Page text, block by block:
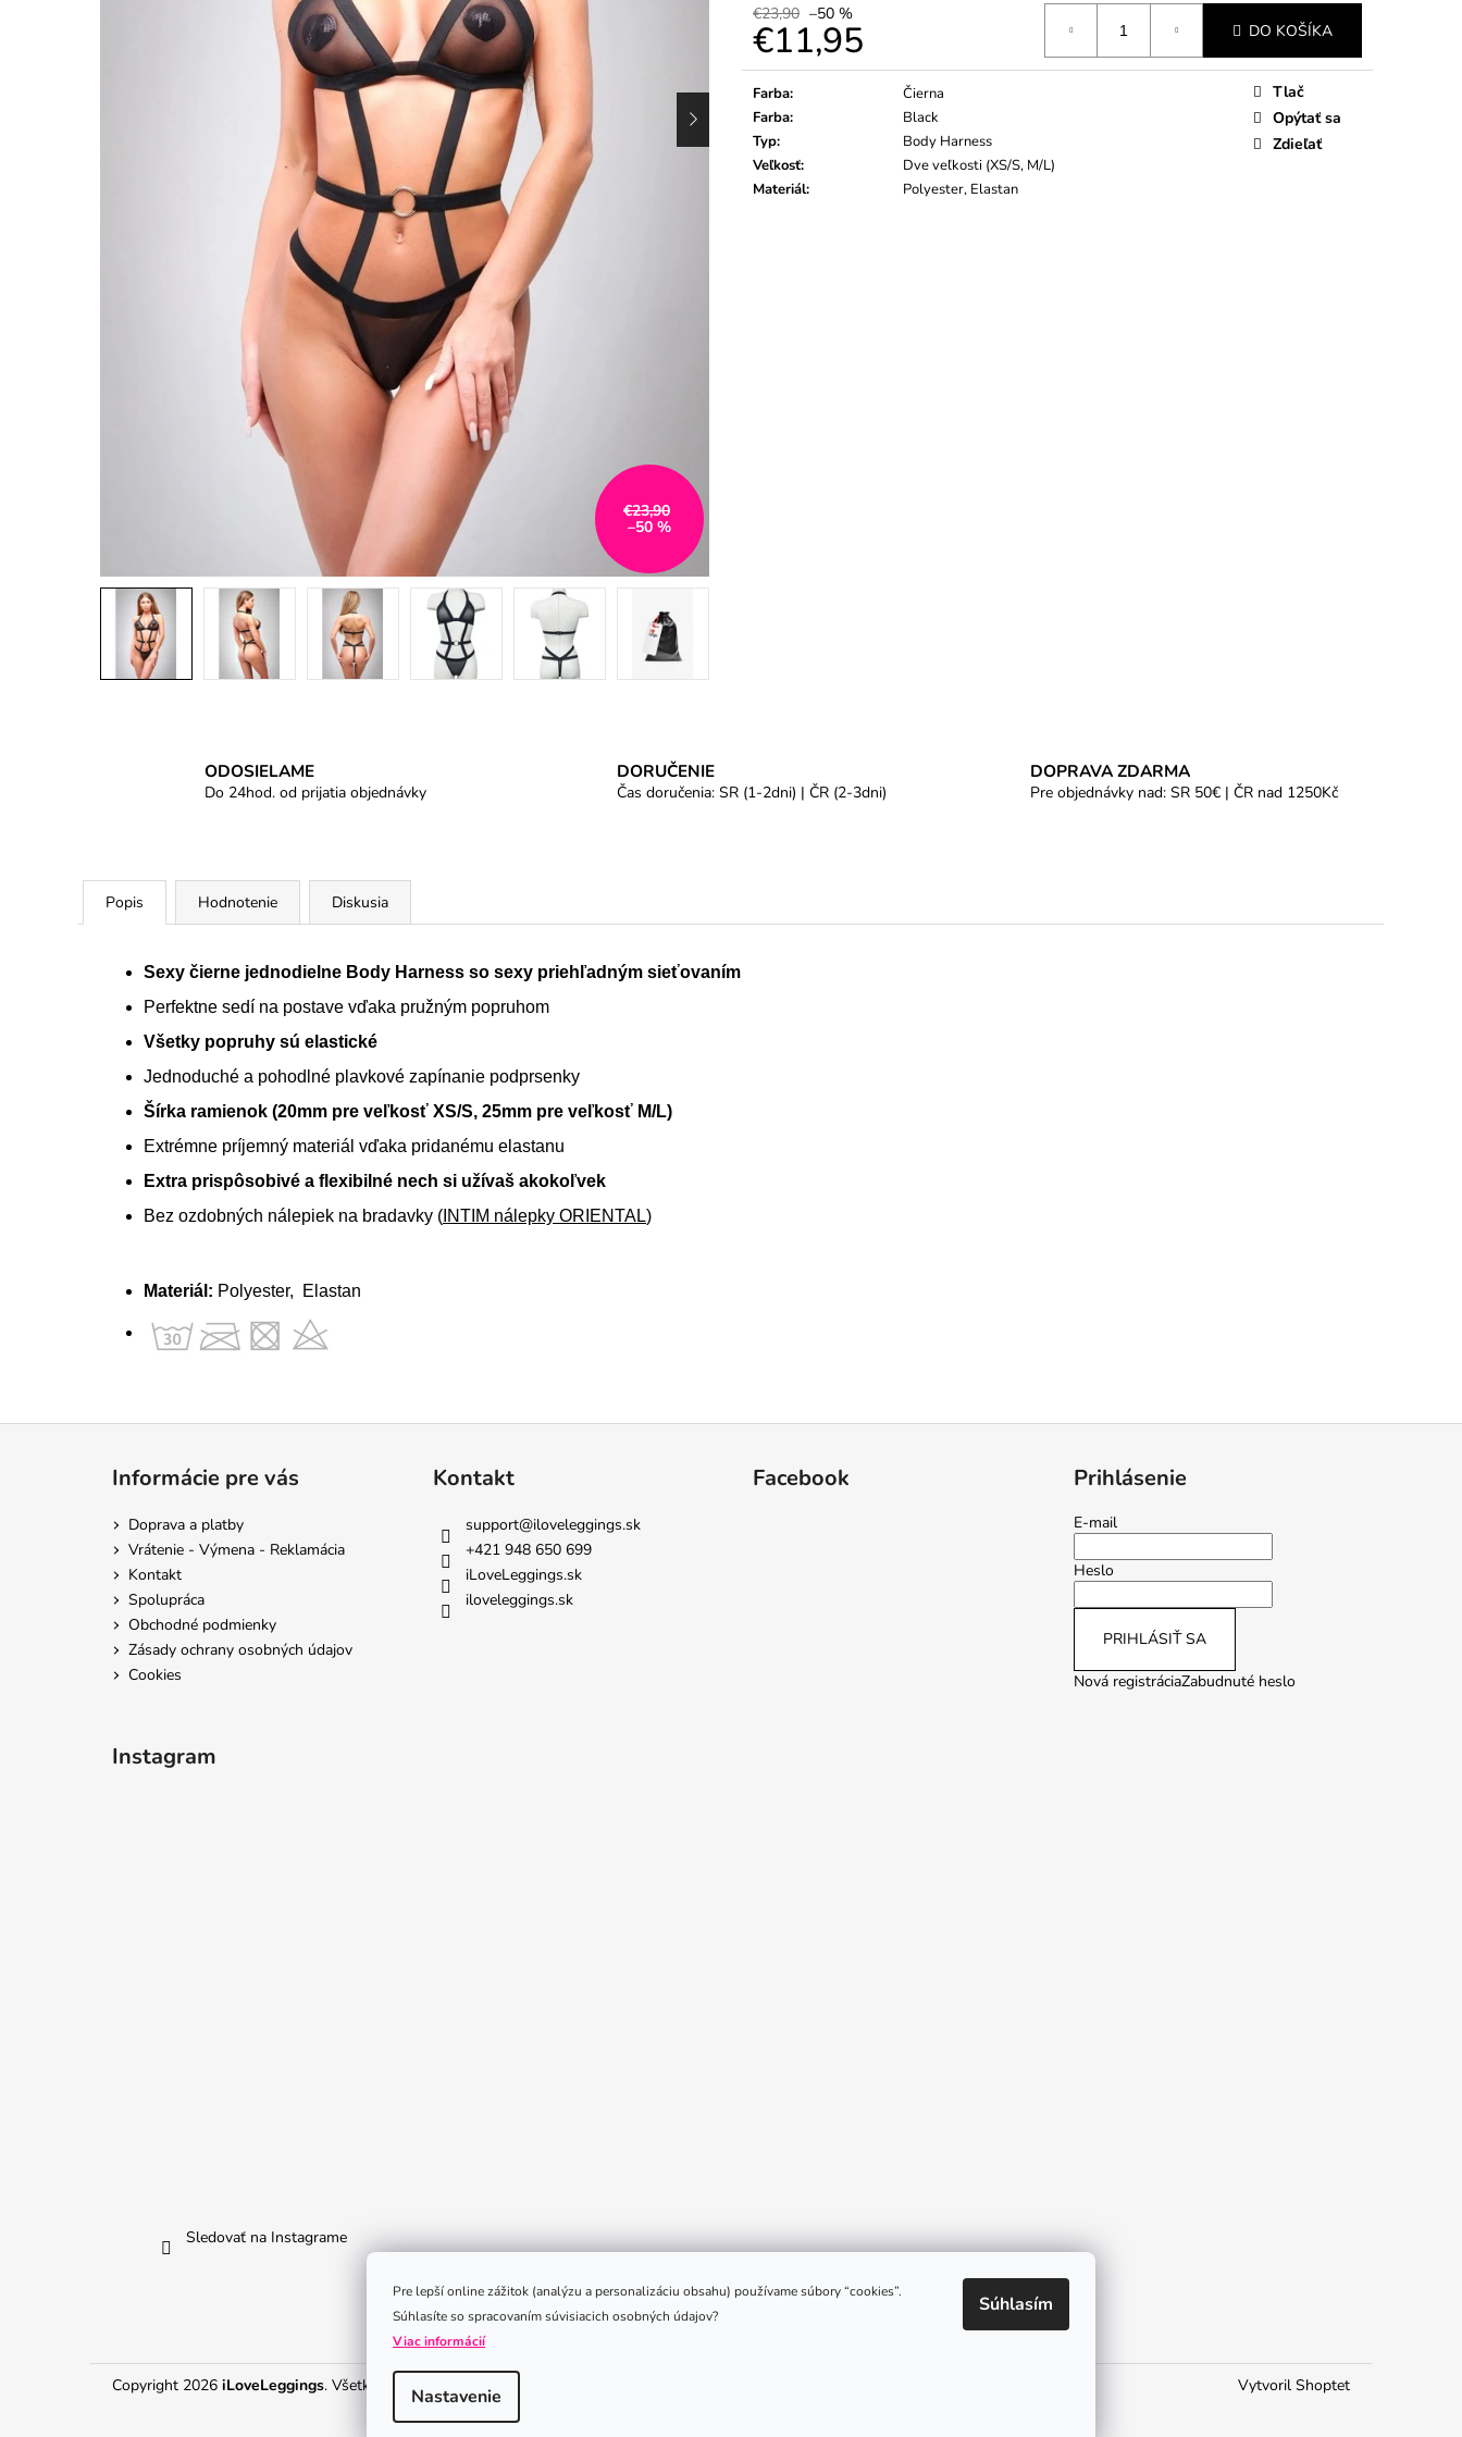
Pre lepší online zážitok (analýzu a personalizáciu obsahu) používame súbory “cookies”.
Súhlasíte so spracovaním súvisiacich osobných údajov?
Viac informácií
Nastavenie
Súhlasím
€23,90 –50 %
€11,95
Jednotková
cena:
DO KOŠÍKA
Farba:
Čierna
Farba:
Black
Typ:
Body Harness
Veľkosť:
Dve veľkosti (XS/S, M/L)
Materiál: Polyester, Elastan
Tlač
Opýtať sa
Zdieľať
€23,90
–50 %
ODOSIELAME
Do 24hod. od prijatia objednávky
DORUČENIE
Čas doručenia: SR (1-2dni) | ČR (2-3dni)
DOPRAVA ZDARMA
Pre objednávky nad: SR 50€ | ČR nad 1250Kč
Popis Hodnotenie Diskusia
Sexy čierne jednodielne Body Harness so sexy priehľadným sieťovaním
Perfektne sedí na postave vďaka pružným popruhom
Všetky popruhy sú elastické
Jednoduché a pohodlné plavkové zapínanie podprsenky
Šírka ramienok (20mm pre veľkosť XS/S, 25mm pre veľkosť M/L)
Extrémne príjemný materiál vďaka pridanému elastanu
Extra prispôsobivé a flexibilné nech si užívaš akokoľvek
Bez ozdobných nálepiek na bradavky ( INTIM nálepky ORIENTAL)
Materiál: Polyester, Elastan
Informácie pre vás
Doprava a platby
Vrátenie - Výmena - Reklamácia
Kontakt
Spolupráca
Obchodné podmienky
Zásady ochrany osobných údajov
Cookies
Kontakt
support@iloveleggings.sk
+421 948 650 699
iLoveLeggings.sk
iloveleggings.sk
Facebook Prihlásenie
E-mail
Heslo
PRIHLÁSIŤ SA
Nová registráciaZabudnuté heslo
Instagram
Sledovať na Instagrame
Vytvoril Shoptet
Copyright 2026 iLoveLeggings. Všetky práva vyhradené.